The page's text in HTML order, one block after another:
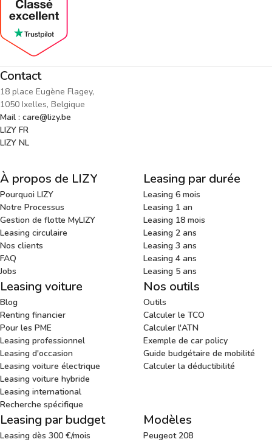
Contact
18 place Eugène Flagey,
1050 Ixelles, Belgique
Mail : care@lizy.be
LIZY FR
LIZY NL
À propos de LIZY
Pourquoi LIZY
Notre Processus
Gestion de flotte MyLIZY
Leasing circulaire
Nos clients
FAQ
Jobs
Leasing par durée
Leasing 6 mois
Leasing 1 an
Leasing 18 mois
Leasing 2 ans
Leasing 3 ans
Leasing 4 ans
Leasing 5 ans
Leasing voiture
Blog
Renting financier
Pour les PME
Leasing professionnel
Leasing d'occasion
Leasing voiture électrique
Leasing voiture hybride
Leasing international
Recherche spécifique
Nos outils
Outils
Calculer le TCO
Calculer l'ATN
Exemple de car policy
Guide budgétaire de mobilité
Calculer la déductibilité
Leasing par budget
Leasing dès 300 €/mois
Modèles
Peugeot 208